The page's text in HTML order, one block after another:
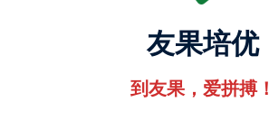
友果培优
到友果，爱拼搏！